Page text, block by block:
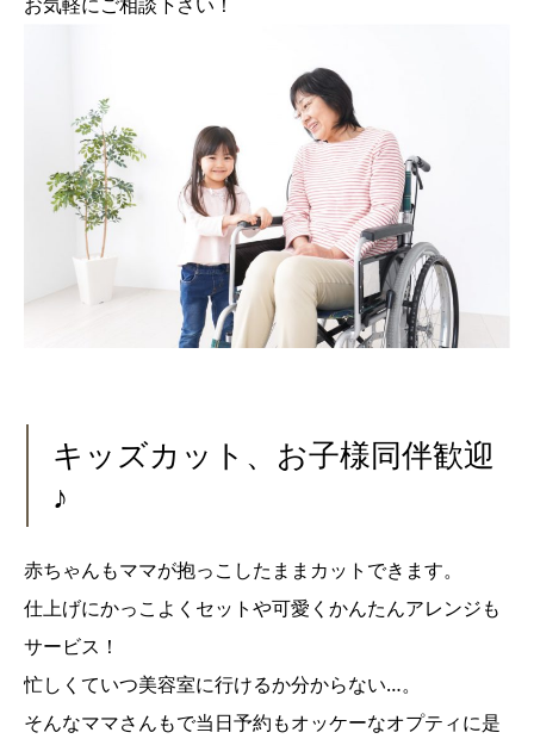
キッズカット、お子様同伴歓迎
♪
赤ちゃんもママが抱っこしたままカットできます。
仕上げにかっこよくセットや可愛くかんたんアレンジも
サービス！
忙しくていつ美容室に行けるか分からない…。
そんなママさんもで当日予約もオッケーなオプティに是